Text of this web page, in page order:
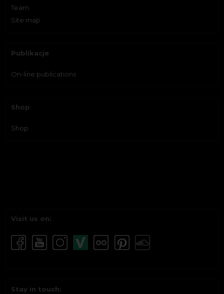
Team
Site map
Publikacje
On-line publications
Shop
Shop
Visit us on:
Stay in touch: